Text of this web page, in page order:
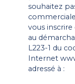
souhaitez
vous
au
L223-1 du
Internet
adressé à :